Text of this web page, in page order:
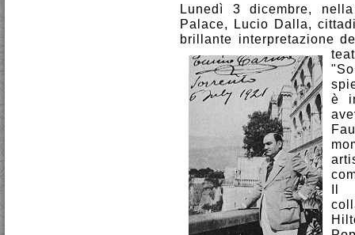
Lunedì 3 dicembre,
Palace, Lucio Dalla,
brillante interpretazione
è
Il